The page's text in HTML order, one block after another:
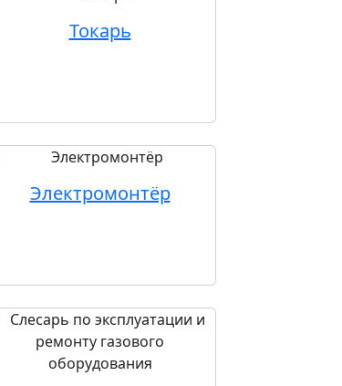
Токарь
Электромонтёр